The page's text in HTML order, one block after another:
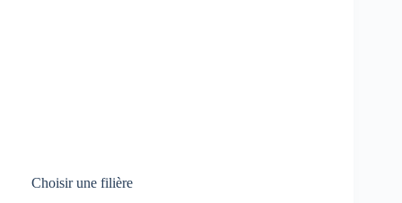
Choisir une filière